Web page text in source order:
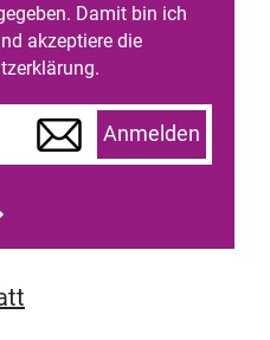
Damit bin ich
akzeptiere die
Anmelden